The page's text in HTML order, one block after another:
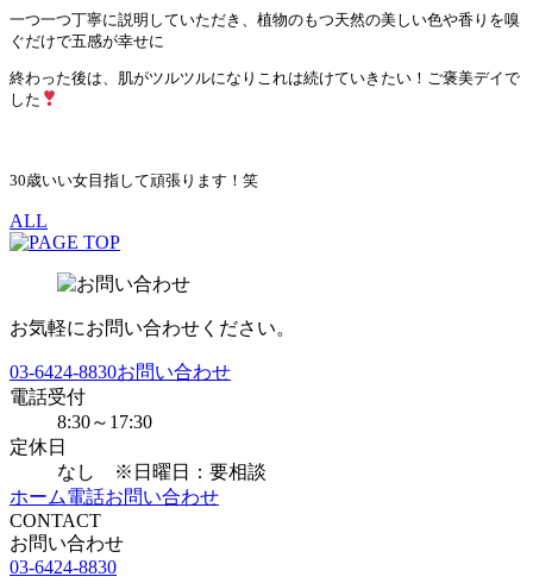
一つ一つ丁寧に説明していただき、植物のもつ天然の美しい色や香りを嗅
ぐだけで五感が幸せに
終わった後は、肌がツルツルになりこれは続けていきたい！ご褒美デイで
した
30歳いい女目指して頑張ります！笑
ALL
お気軽にお問い合わせください。
03-6424-8830お問い合わせ
電話受付
8:30～17:30
定休日
なし ※日曜日：要相談
ホーム電話お問い合わせ
CONTACT
お問い合わせ
03-6424-8830